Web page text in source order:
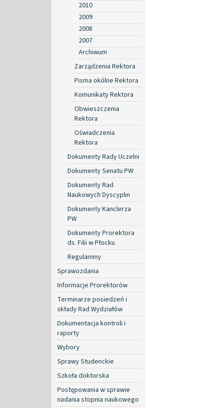
2010
2009
2008
2007
Archiwum
Zarządzenia Rektora
Pisma okólne Rektora
Komunikaty Rektora
Obwieszczenia
Rektora
Oświadczenia
Rektora
Dokumenty Rady Uczelni
Dokumenty Senatu PW
Dokumenty Rad
Naukowych Dyscyplin
Dokumenty Kanclerza
PW
Dokumenty Prorektora
ds. Filii w Płocku
Regulaminy
Sprawozdania
Informacje Prorektorów
Terminarze posiedzeń i
składy Rad Wydziałów
Dokumentacja kontroli i
raporty
Wybory
Sprawy Studenckie
Szkoła doktorska
Postępowania w sprawie
nadania stopnia naukowego